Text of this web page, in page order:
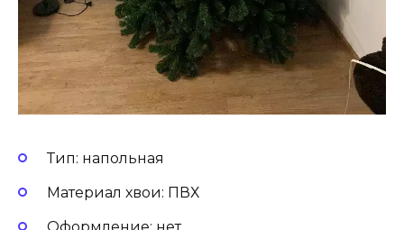
Тип: напольная
Материал хвои: ПВХ